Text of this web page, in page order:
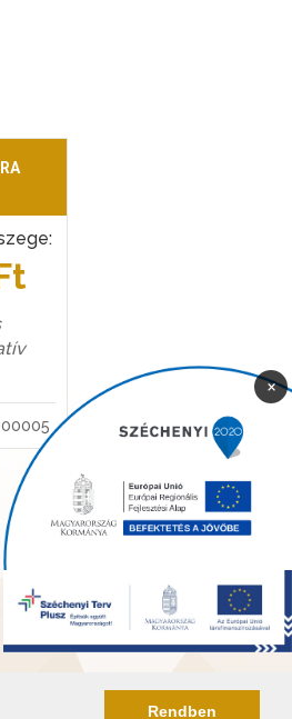
Rendben
00005
×